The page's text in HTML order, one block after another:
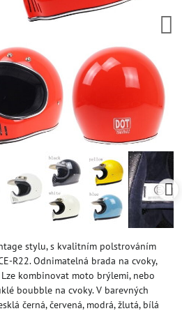
stylu, s kvalitním polstrováním
R22. Odnimatelná brada na cvoky,
kombinovat moto brýlemi, nebo
boubble na cvoky. V barevných
černá, červená, modrá, žlutá, bílá